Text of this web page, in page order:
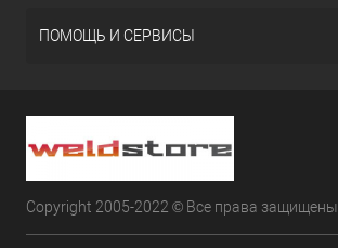
ПОМОЩЬ И СЕРВИСЫ
Copyright 2005-2022 © Все права защищены.